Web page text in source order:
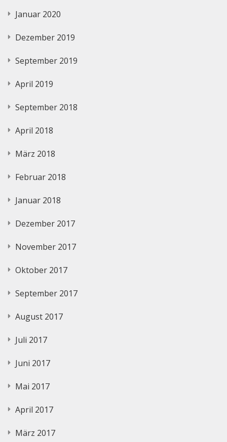
Januar 2020
Dezember 2019
September 2019
April 2019
September 2018
April 2018
März 2018
Februar 2018
Januar 2018
Dezember 2017
November 2017
Oktober 2017
September 2017
August 2017
Juli 2017
Juni 2017
Mai 2017
April 2017
März 2017